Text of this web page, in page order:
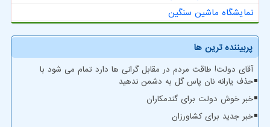
نمایشگاه ماشین سنگین
پربیننده ترین ها
آقای دولت! طاقت مردم در مقابل گرانی ها دارد تمام می شود با
حذف یارانه نان پاس گل به دشمن ندهید
خبر خوش دولت برای گندمکاران
خبر جدید برای کشاورزان